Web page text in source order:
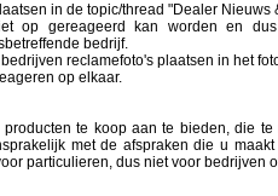
in de topic/thread "Dealer Nieuws
op gereageerd kan worden en
bedrijf.
reclamefoto's plaatsen in het
op elkaar.
te koop aan te bieden, die
met de afspraken die u
particulieren, dus niet voor bedrijven